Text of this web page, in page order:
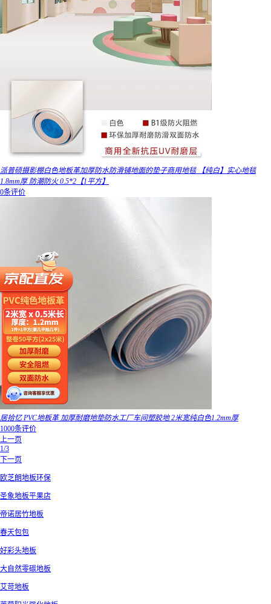
派普硕摄影棚白色地板革加厚防水防滑铺地面的垫子商用地毯 【纯白】实心地毯
1.8mm厚 防潮防火 0.5*2【1平方】
0条评价
居拾忆 PVC地板革 加厚耐磨地垫防水工厂车间塑胶地 2米宽纯白色1.2mm厚
1000条评价
上一页
1/3
下一页
欧芝朗地板环保
圣象地板平果店
帝诺居竹地板
春天包包
好彩头地板
大自然零碳地板
艾苛地板